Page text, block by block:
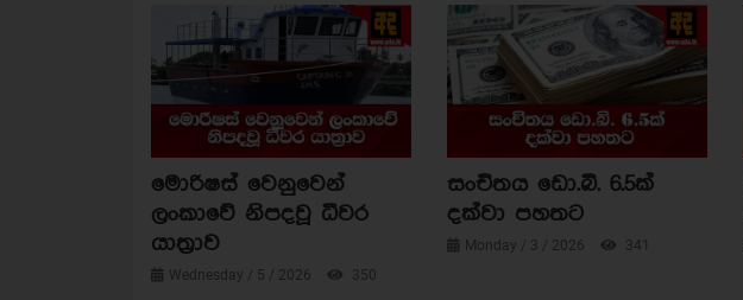
මොරිෂස් වෙනුවෙන්
ලංකාවේ නිපදවූ ධීවර
යාත්‍රාව
Wednesday / 5 / 2026 350
සංචිතය ඩො.බි. 6.5ක්
දක්වා පහතට
Monday / 3 / 2026 341